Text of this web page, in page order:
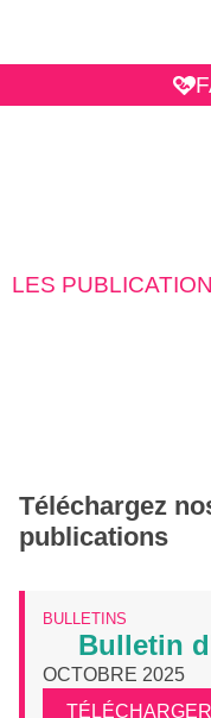
LES
Téléchargez
publications
BULLETINS
Bulletin
OCTOBRE 2025
TÉLÉCHARGER